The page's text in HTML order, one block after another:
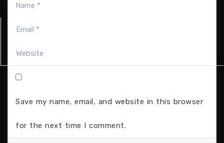
Save my name, email, and website in this browser
for the next time I comment.